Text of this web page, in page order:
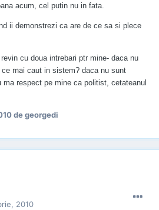
acum, cel putin nu in fata.
ii demonstrezi ca are de ce sa si plece
cu doua intrebari ptr mine- daca nu
ce mai caut in sistem? daca nu sunt
respect pe mine ca politist, cetateanul
de georgedi
2010